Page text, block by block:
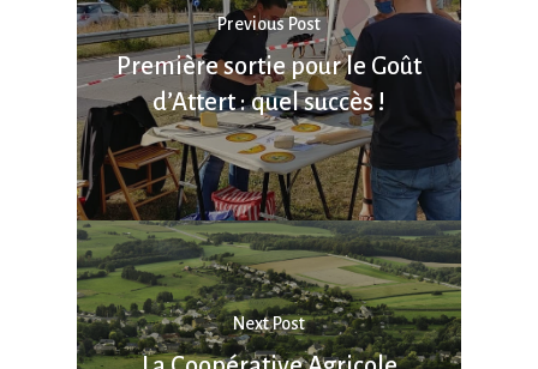
Previous Post
Première sortie pour le Goût
d’Attert : quel succès !
Next Post